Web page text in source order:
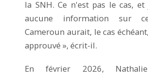
la SNH. Ce n'est pas le cas,
aucune information sur
Cameroun aurait, le cas
approuvé », écrit-il.
En février 2026,